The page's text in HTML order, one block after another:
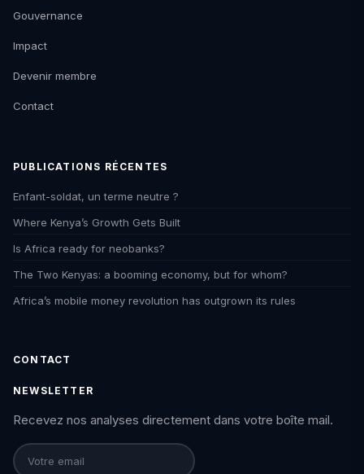
Gouvernance
Impact
Devenir membre
Contact
PUBLICATIONS RÉCENTES
Enfant-soldat, un terme neutre ?
Where Kenya’s Growth Gets Built
Is Africa ready for neobanks?
The Two Kenyas: a booming economy, but for whom?
Africa’s mobile money revolution has outgrown its rules
CONTACT
NEWSLETTER
Recevez nos analyses directement dans votre boîte mail.